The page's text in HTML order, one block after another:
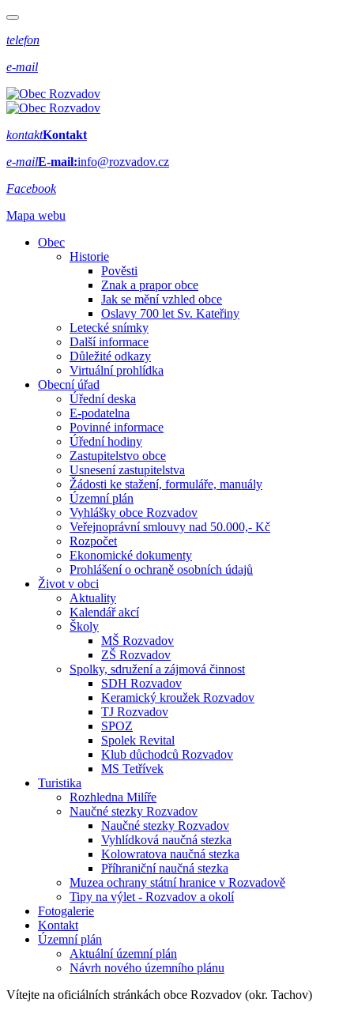
telefon
e-mail
kontaktKontakt
e-mailE-mail:info@rozvadov.cz
Facebook
Mapa webu
Obec
Historie
Pověsti
Znak a prapor obce
Jak se mění vzhled obce
Oslavy 700 let Sv. Kateřiny
Letecké snímky
Další informace
Důležité odkazy
Virtuální prohlídka
Obecní úřad
Úřední deska
E-podatelna
Povinné informace
Úřední hodiny
Zastupitelstvo obce
Usnesení zastupitelstva
Žádosti ke stažení, formuláře, manuály
Územní plán
Vyhlášky obce Rozvadov
Veřejnoprávní smlouvy nad 50.000,- Kč
Rozpočet
Ekonomické dokumenty
Prohlášení o ochraně osobních údajů
Život v obci
Aktuality
Kalendář akcí
Školy
MŠ Rozvadov
ZŠ Rozvadov
Spolky, sdružení a zájmová činnost
SDH Rozvadov
Keramický kroužek Rozvadov
TJ Rozvadov
SPOZ
Spolek Revital
Klub důchodců Rozvadov
MS Tetřívek
Turistika
Rozhledna Milíře
Naučné stezky Rozvadov
Naučné stezky Rozvadov
Vyhlídková naučná stezka
Kolowratova naučná stezka
Příhraniční naučná stezka
Muzea ochrany státní hranice v Rozvadově
Tipy na výlet - Rozvadov a okolí
Fotogalerie
Kontakt
Územní plán
Aktuální územní plán
Návrh nového územního plánu
Vítejte na oficiálních stránkách obce Rozvadov (okr. Tachov)